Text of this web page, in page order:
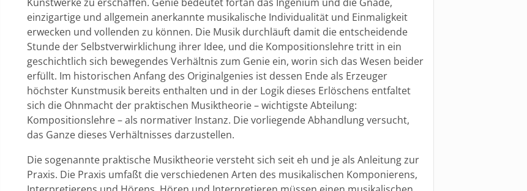
einzigartige und allgemein anerkannte musikalische Individualität und Einmaligkeit
erwecken und vollenden zu können. Die Musik durchläuft damit die entscheidende
Stunde der Selbstverwirklichung ihrer Idee, und die Kompositionslehre tritt in ein
geschichtlich sich bewegendes Verhältnis zum Genie ein, worin sich das Wesen beider
erfüllt. Im historischen Anfang des Originalgenies ist dessen Ende als Erzeuger
höchster Kunstmusik bereits enthalten und in der Logik dieses Erlöschens entfaltet
sich die Ohnmacht der praktischen Musiktheorie – wichtigste Abteilung:
Kompositionslehre – als normativer Instanz. Die vorliegende Abhandlung versucht,
das Ganze dieses Verhältnisses darzustellen.
Die sogenannte praktische Musiktheorie versteht sich seit eh und je als Anleitung zur
Praxis. Die Praxis umfaßt die verschiedenen Arten des musikalischen Komponierens,